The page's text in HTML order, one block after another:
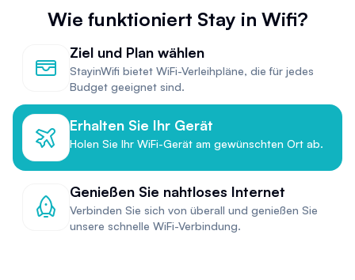
Wie funktioniert Stay in Wifi?
Ziel und Plan wählen
StayinWifi bietet WiFi-Verleihpläne, die für jedes
Budget geeignet sind.
Erhalten Sie Ihr Gerät
Holen Sie Ihr WiFi-Gerät am gewünschten Ort ab.
Genießen Sie nahtloses Internet
Verbinden Sie sich von überall und genießen Sie
unsere schnelle WiFi-Verbindung.